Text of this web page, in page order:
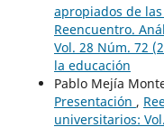
apropiados de
Reencuentro.
Vol. 28 Núm. 72
la educación
Pablo Mejía
Presentación ,
universitarios: